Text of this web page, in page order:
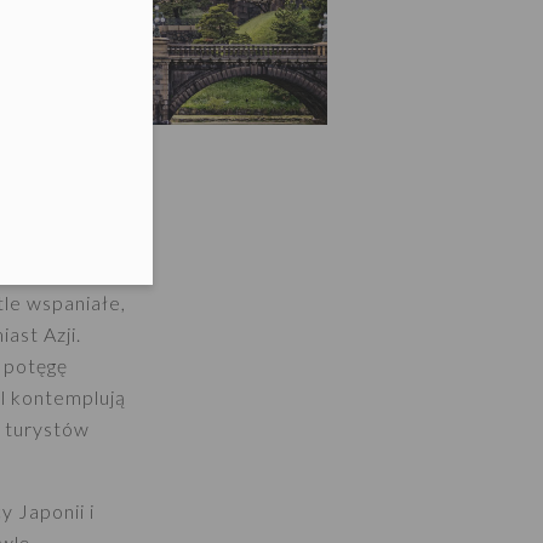
wspaniałe,
Azji.
kontemplują
turystów
Japonii i
w formacie E164